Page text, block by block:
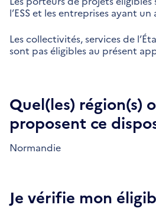
l’ESS et les entreprises ayant un
Les collectivités, services de
sont pas éligibles au présent
Quel(les) région(s)
proposent ce
Normandie
Je vérifie mon